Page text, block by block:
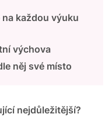
každou výuku
výchova
něj své místo
nejdůležitější?